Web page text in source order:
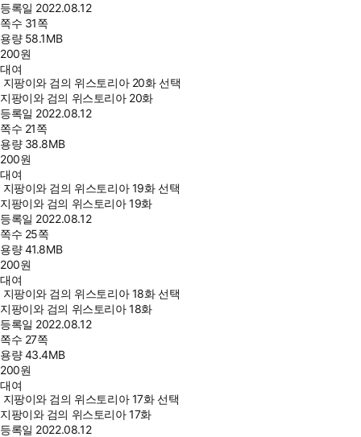
등록일 2022.08.12
쪽수 31쪽
용량 58.1MB
200원
대여
지팡이와 검의 위스토리아 20화 선택
지팡이와 검의 위스토리아 20화
등록일 2022.08.12
쪽수 21쪽
용량 38.8MB
200원
대여
지팡이와 검의 위스토리아 19화 선택
지팡이와 검의 위스토리아 19화
등록일 2022.08.12
쪽수 25쪽
용량41.8MB
200원
대여
지팡이와 검의 위스토리아 18화 선택
지팡이와 검의 위스토리아 18화
등록일 2022.08.12
쪽수 27쪽
용량43.4MB
200원
대여
지팡이와 검의 위스토리아 17화 선택
지팡이와 검의 위스토리아 17화
등록일 2022.08.12